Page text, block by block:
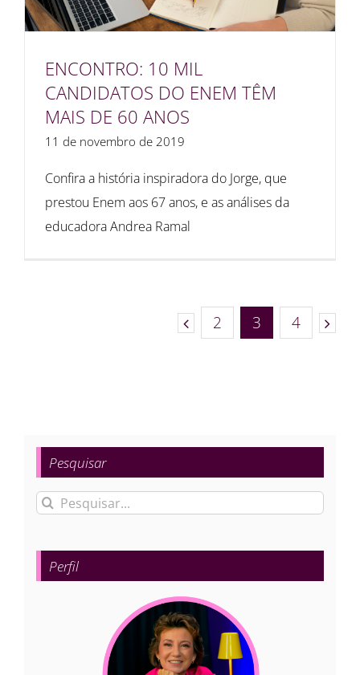
ENCONTRO: 10 MIL
CANDIDATOS DO ENEM TÊM
MAIS DE 60 ANOS
11 de novembro de 2019
Confira a história inspiradora do Jorge, que
prestou Enem aos 67 anos, e as análises da
educadora Andrea Ramal
2 3 4
Pesquisar
Buscar
para:
Perfil